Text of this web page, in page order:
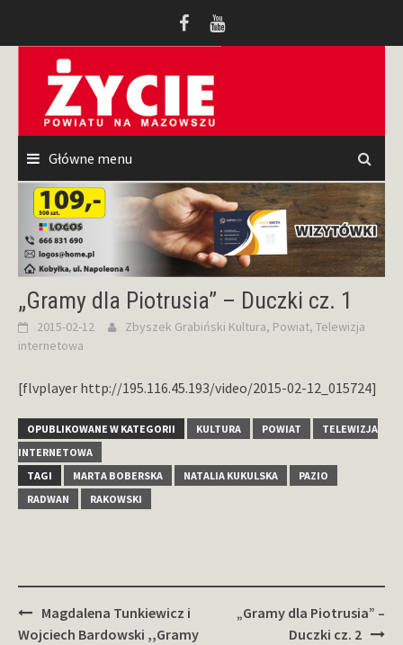
Główne menu
„Gramy dla Piotrusia” – Duczki cz. 1
2015-02-12 Zbyszek Grabiński Kultura, Powiat, Telewizja
internetowa
[flvplayer http://195.116.45.193/video/2015-02-12_015724]
OPUBLIKOWANE W KATEGORII KULTURA POWIAT
TELEWIZJA
INTERNETOWA
TAGI
MARTA BOBERSKA NATALIA KUKULSKA
PAZIO
RADWAN
RAKOWSKI
Zobacz
wpisy
Magdalena Tunkiewicz i
Wojciech Bardowski ,,Gramy
„Gramy dla Piotrusia” –
Duczki cz. 2